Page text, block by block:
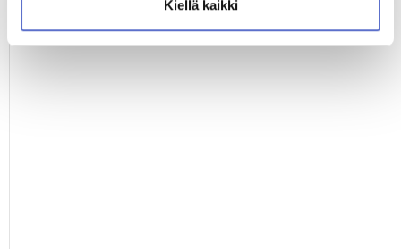
Kiellä kaikki
TUTUSTU MYÖS NÄIHIN AUTOIHIN